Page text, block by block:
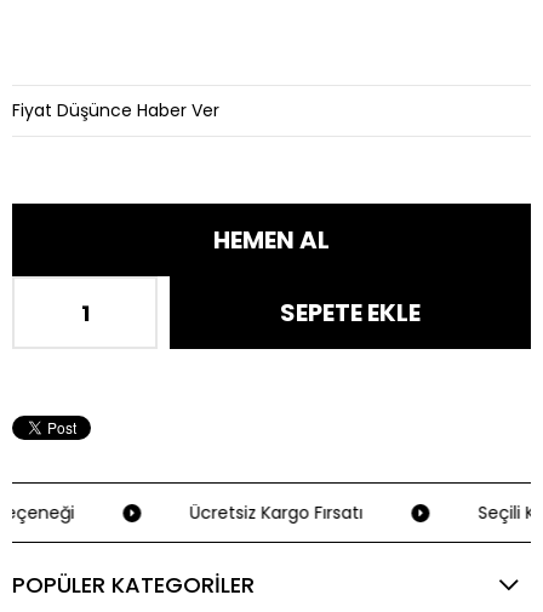
Fiyat Düşünce Haber Ver
Ücretsiz Kargo Fırsatı Seçili
POPÜLER KATEGORİLER